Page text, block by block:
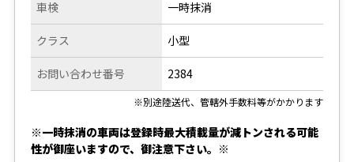
車検
クラス
お問い合わせ番号
一時抹消
小型
2384
※別途陸送代、管轄外手数料等がかかります
※一時抹消の車両は登録時最大積載量が減トンされる可能
性が御座いますので、御注意下さい。※